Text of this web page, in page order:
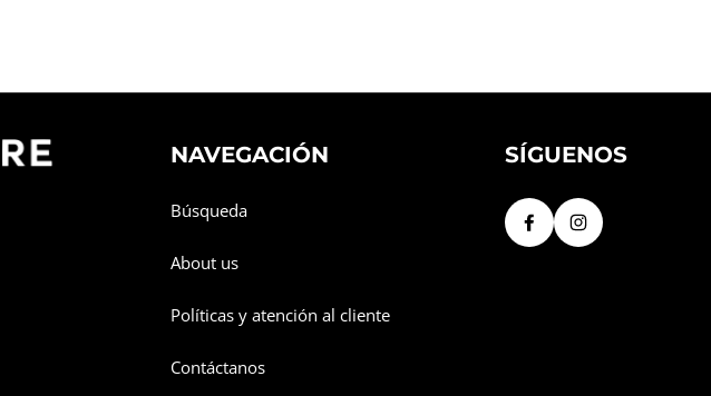
NAVEGACIÓN
Búsqueda
About us
Políticas y atención al cliente
Contáctanos
SÍGUENOS